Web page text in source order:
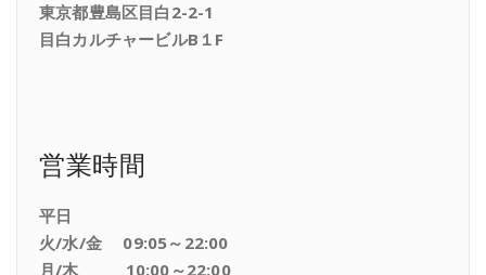
東京都豊島区目白2-2-1
目白カルチャービルB１F
営業時間
平日
火/水/金 09:05～22:00
月/木 10:00～22:00